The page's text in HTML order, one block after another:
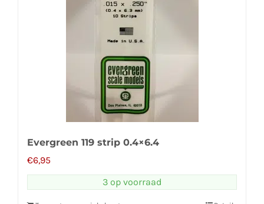
Evergreen 119 strip 0.4×6.4
€6,95
3 op voorraad